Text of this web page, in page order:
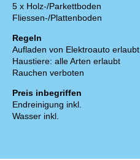
5 x Holz-/Parkettboden
Fliessen-/Plattenboden
Regeln
Aufladen von Elektroauto erlaubt
Haustiere: alle Arten erlaubt
Rauchen verboten
Preis inbegriffen
Endreinigung inkl.
Wasser inkl.